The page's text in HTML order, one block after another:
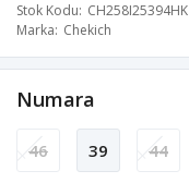
Stok Kodu CH258I25394HK
Marka Chekich
Numara
46 39 44